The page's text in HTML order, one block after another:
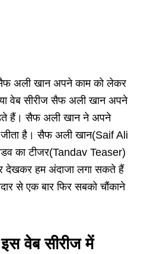
अली खान अपने काम को लेकर
या वेब सीरीज सैफ अली खान अपने
हैं। सैफ अली खान ने अपने
है। सैफ अली खान(Saif Ali
का टीजर(Tandav Teaser)
देखकर हम अंदाजा लगा सकते हैं
से एक बार फिर सबको चौंकाने
वेब सीरीज में